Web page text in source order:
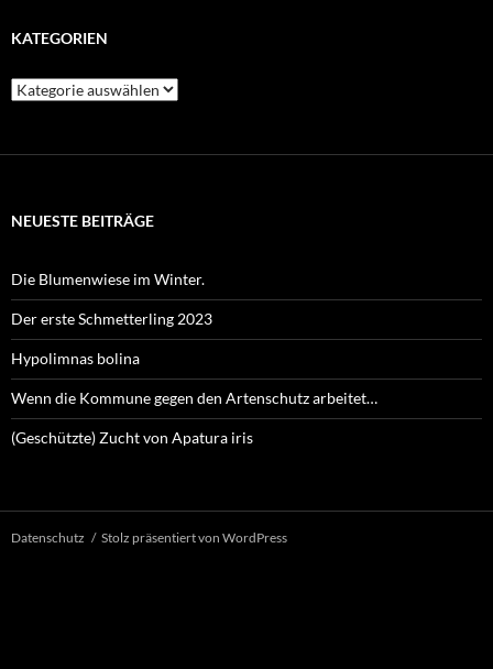
KATEGORIEN
Kategorien
NEUESTE BEITRÄGE
Die Blumenwiese im Winter.
Der erste Schmetterling 2023
Hypolimnas bolina
Wenn die Kommune gegen den Artenschutz arbeitet…
(Geschützte) Zucht von Apatura iris
Datenschutz Stolz präsentiert von WordPress